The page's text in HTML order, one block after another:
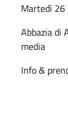
Martedì 26
Abbazia di
media
Info &